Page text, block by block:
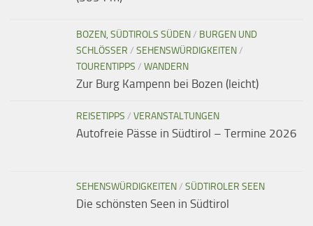
BOZEN, SÜDTIROLS SÜDEN/ BURGEN UND
SCHLÖSSER / SEHENSWÜRDIGKEITEN/
TOURENTIPPS / WANDERN
Zur Burg Kampenn bei Bozen (leicht)
REISETIPPS / VERANSTALTUNGEN
Autofreie Pässe in Südtirol – Termine 2026
SEHENSWÜRDIGKEITEN/ SÜDTIROLER SEEN
Die schönsten Seen in Südtirol